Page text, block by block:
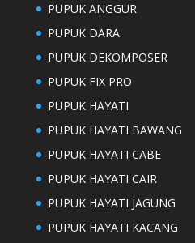
PUPUK ANGGUR
PUPUK DARA
PUPUK DEKOMPOSER
PUPUK FIX PRO
PUPUK HAYATI
PUPUK HAYATI BAWANG
PUPUK HAYATI CABE
PUPUK HAYATI CAIR
PUPUK HAYATI JAGUNG
PUPUK HAYATI KACANG